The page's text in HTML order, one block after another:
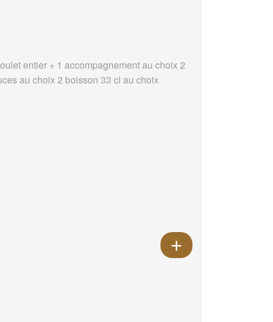
entier + 1 accompagnement au choix 2
au choix 2 boisson 33 cl au choix